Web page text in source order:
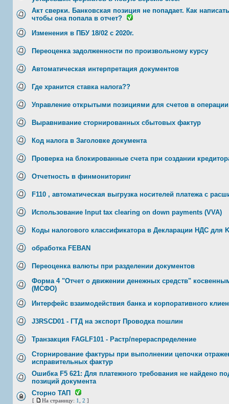
Акт сверки. Банковская позиция не попадает. Как
чтобы она попала в отчет?
Изменения в ПБУ 18/02 с 2020г.
Переоценка задолженности по произвольному курсу
Автоматическая интерпретация документов
Где хранится ставка налога??
Управление открытыми позициями для счетов в операции
Выравнивание сторнированных сбытовых фактур
Код налога в Заголовке документа
Проверка на блокированные счета при создании
Отчетность в финмониторинг
F110 , автоматическая выгрузка носителей платежа с
Использование Input tax clearing on down payments (VVA)
Коды налогового классификатора в Декларации НДС для
обработка FEBAN
Переоценка валюты при разделении документов
Форма 4 "Отчет о движении денежных средств"
(МСФО)
Интерфейс взаимодействия банка и корпоративного
J3RSCD01 - ГТД на экспорт Проводка пошлин
Транзакция FAGLF101 - Растр/перераспределение
Сторнирование фактуры при выполнении цепочки
исправительных фактур
Ошибка F5 621: Для платежного требования не найдено
позиций документа
Сторно ТАП
[ На страницу: 1 2 ]